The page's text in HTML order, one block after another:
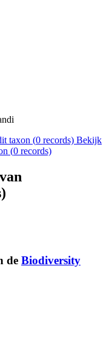
taxon (0 records) Bekijk
(0 records)
de Biodiversity